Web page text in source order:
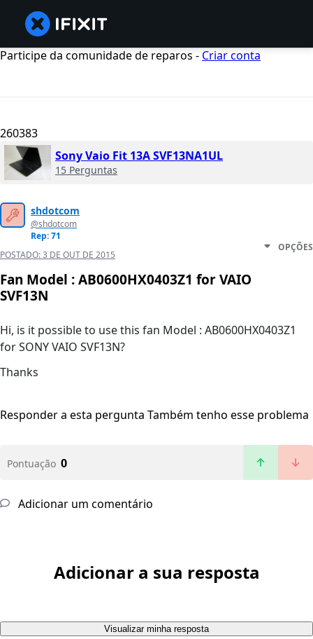
Participe da comunidade de reparos - Criar conta
260383
Sony Vaio Fit 13A SVF13NA1UL
15 Perguntas
shdotcom
@shdotcom
Rep: 71
POSTADO:3 DE OUT DE 2015
OPÇÕES
Fan Model : AB0600HX0403Z1 for VAIO
SVF13N
Hi, is it possible to use this fan Model : AB0600HX0403Z1
for SONY VAIO SVF13N?
Thanks
Responder a esta pergunta Também tenho esse problema
Pontuação 0
Adicionar um comentário
Adicionar a sua resposta
Visualizar minha resposta